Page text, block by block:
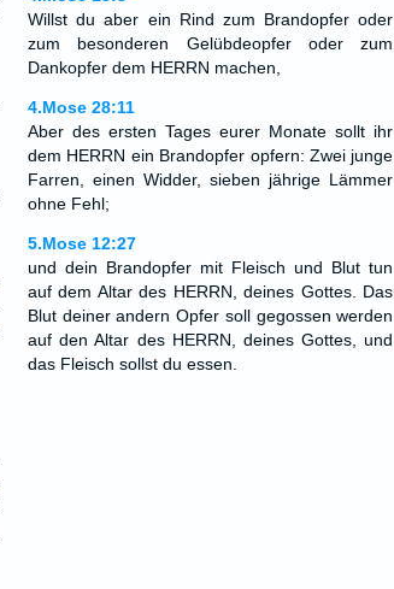
Willst du aber ein Rind zum Brandopfer oder
zum besonderen Gelübdeopfer oder zum
Dankopfer dem HERRN machen,
4.Mose 28:11
Aber des ersten Tages eurer Monate sollt ihr
dem HERRN ein Brandopfer opfern: Zwei junge
Farren, einen Widder, sieben jährige Lämmer
ohne Fehl;
5.Mose 12:27
und dein Brandopfer mit Fleisch und Blut tun
auf dem Altar des HERRN, deines Gottes. Das
Blut deiner andern Opfer soll gegossen werden
auf den Altar des HERRN, deines Gottes, und
das Fleisch sollst du essen.